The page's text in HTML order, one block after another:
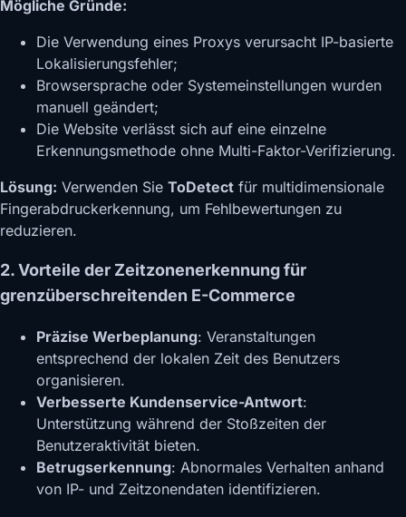
Mögliche Gründe:
Die Verwendung eines Proxys verursacht IP-basierte
Lokalisierungsfehler;
Browsersprache oder Systemeinstellungen wurden
manuell geändert;
Die Website verlässt sich auf eine einzelne
Erkennungsmethode ohne Multi-Faktor-Verifizierung.
Lösung: Verwenden Sie ToDetect für multidimensionale
Fingerabdruckerkennung, um Fehlbewertungen zu
reduzieren.
2. Vorteile der Zeitzonenerkennung für
grenzüberschreitenden E-Commerce
Präzise Werbeplanung: Veranstaltungen
entsprechend der lokalen Zeit des Benutzers
organisieren.
Verbesserte Kundenservice-Antwort:
Unterstützung während der Stoßzeiten der
Benutzeraktivität bieten.
Betrugserkennung: Abnormales Verhalten anhand
von IP- und Zeitzonendaten identifizieren.